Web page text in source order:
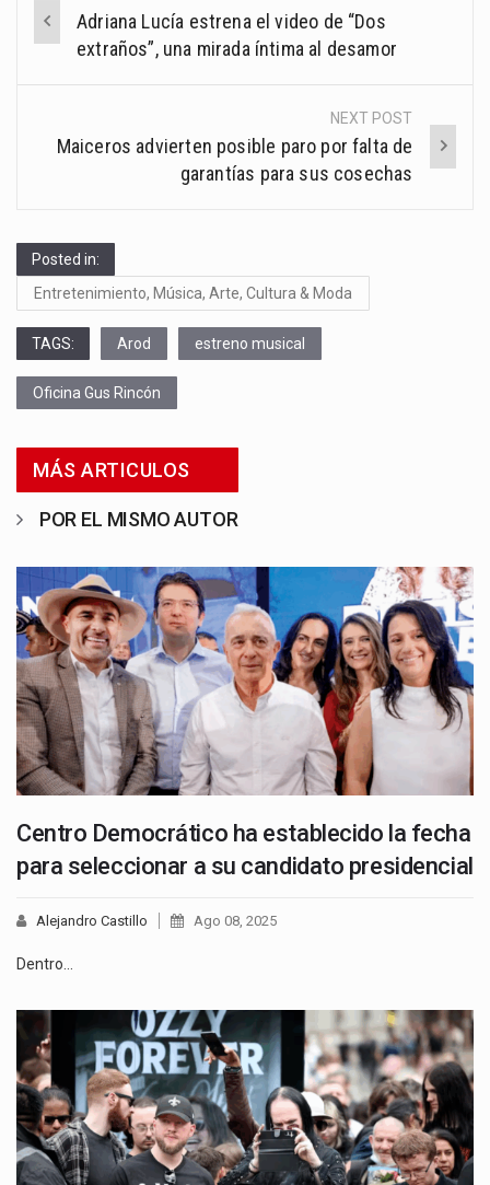
navigation
Adriana Lucía estrena el video de “Dos
extraños”, una mirada íntima al desamor
NEXT POST
Maiceros advierten posible paro por falta de
garantías para sus cosechas
Posted in:
Entretenimiento, Música, Arte, Cultura & Moda
TAGS: Arod estreno musical
Oficina Gus Rincón
MÁS ARTICULOS
POR EL MISMO AUTOR
Centro Democrático ha establecido la fecha
para seleccionar a su candidato presidencial
Alejandro Castillo Ago 08, 2025
Dentro…